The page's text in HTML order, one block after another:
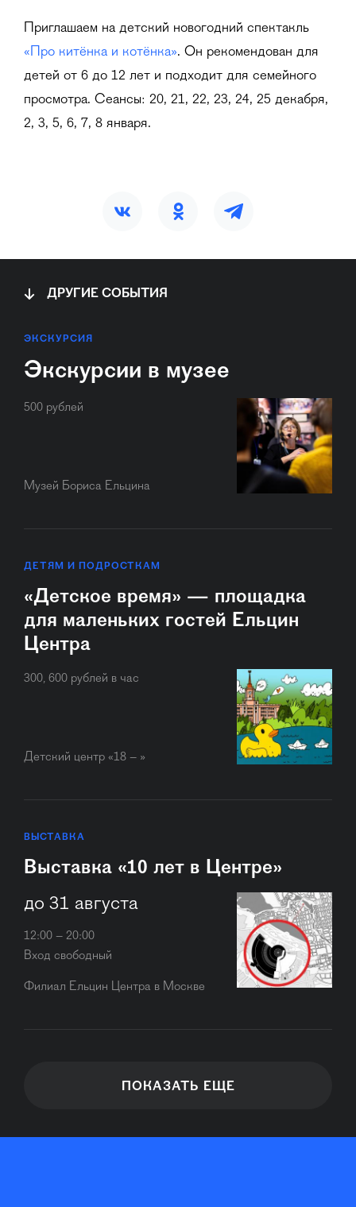
Приглашаем на детский новогодний спектакль
«Про китёнка и котёнка». Он рекомендован для
детей от 6 до 12 лет и подходит для семейного
просмотра. Сеансы: 20, 21, 22, 23, 24, 25 декабря,
2, 3, 5, 6, 7, 8 января.
ДРУГИЕ СОБЫТИЯ
ЭКСКУРСИЯ
Экскурсии в музее
500 рублей
Музей Бориса Ельцина
ДЕТЯМ И ПОДРОСТКАМ
«Детское время» — площадка
для маленьких гостей Ельцин
Центра
300, 600 рублей в час
Детский центр «18 – »
ВЫСТАВКА
Выставка «10 лет в Центре»
до 31 августа
12:00 – 20:00
Вход свободный
Филиал Ельцин Центра в Москве
ПОКАЗАТЬ ЕЩЕ